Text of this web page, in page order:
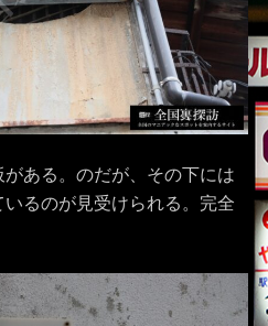
がある。のだが、その下には
るのが見受けられる。完全